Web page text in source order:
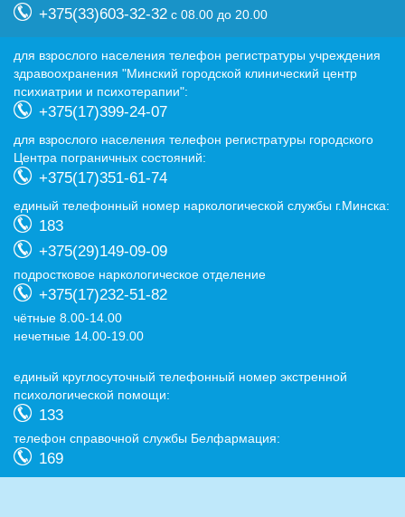
+375(33)603-32-32 с 08.00 до 20.00
для взрослого населения телефон регистратуры учреждения
здравоохранения "Минский городской клинический центр
психиатрии и психотерапии":
+375(17)399-24-07
для взрослого населения телефон регистратуры городского
Центра пограничных состояний:
+375(17)351-61-74
eдиный телефонный номер наркологической службы г.Минска:
183
+375(29)149-09-09
подростковое наркологическое отделение
+375(17)232-51-82
чётные 8.00-14.00
нечетные 14.00-19.00
eдиный круглосуточный телефонный номер экстренной
психологической помощи:
133
телефон справочной службы Белфармация:
169